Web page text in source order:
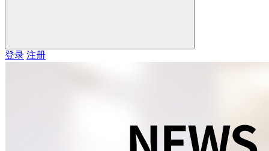
登录 注册